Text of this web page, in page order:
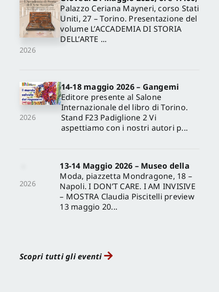
2026
Palazzo Ceriana Mayneri, corso Stati
Uniti, 27 – Torino. Presentazione del
volume L’ACCADEMIA DI STORIA
DELL’ARTE ...
2026
14-18 maggio 2026 – Gangemi
Editore presente al Salone
Internazionale del libro di Torino.
Stand F23 Padiglione 2 Vi
aspettiamo con i nostri autori p...
2026
13-14 Maggio 2026 – Museo della
Moda, piazzetta Mondragone, 18 –
Napoli. I DON’T CARE. I AM INVISIVE
– MOSTRA Claudia Piscitelli preview
13 maggio 20...
Scopri tutti gli eventi